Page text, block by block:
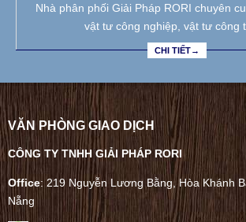
Nhà phân phối Giải Pháp RORI chuyên
vật tư công nghiệp, vật tư công
CHI TIẾT→
VĂN PHÒNG GIAO DỊCH
CÔNG TY TNHH GIẢI PHÁP RORI
Office: 219 Nguyễn Lương Bằng, Hòa Khánh
Nẵng